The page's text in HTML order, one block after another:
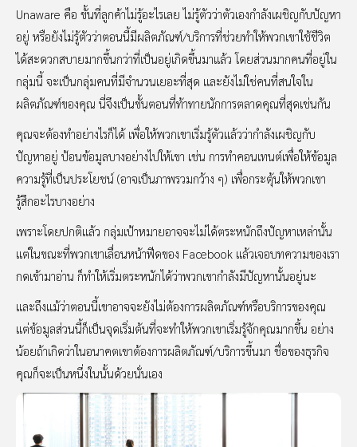
Unaware คือ ขั้นที่ลูกค้าไม่รู้อะไรเลย ไม่รู้ตัวว่าตัวเองกำลังเผชิญกับปัญหา
อยู่ หรือยังไม่รู้ตัวว่าตอนนี้มีผลิตภัณฑ์/บริการที่ช่วยทำให้พวกเขาใช้ชีวิต
ได้สะดวกสบายมากขึ้นกว่าที่เป็นอยู่เกิดขึ้นมาแล้ว โดยส่วนมากคนที่อยู่ใน
กลุ่มนี้ จะเป็นกลุ่มคนที่มีจำนวนเยอะที่สุด และยังไม่ใช่คนที่สนใจใน
ผลิตภัณฑ์ของคุณ นี่จึงเป็นขั้นตอนที่ท้าทายนักการตลาดคุณที่สุดเช่นกัน
คุณจะต้องทำอย่างไรก็ได้ เพื่อให้พวกเขาเริ่มรู้ตัวแล้วว่ากำลังเผชิญกับ
ปัญหาอยู่ ป้อนข้อมูลบางอย่างไปให้เขา เช่น การทำคอนเทนต์เพื่อให้ข้อมูล
ความรู้ที่เป็นประโยชน์ (อาจเป็นภาพรวมกว้าง ๆ) เพื่อกระตุ้นให้พวกเขา
รู้สึกอะไรบางอย่าง
เพราะโดยปกติแล้ว กลุ่มเป้าหมายอาจจะไม่ได้ตระหนักถึงปัญหาเหล่านั้น
แต่ในขณะที่พวกเขาเลื่อนหน้าฟีดของ Facebook แล้วเจอบทความของเรา
กดเข้ามาอ่าน ก็ทำให้เริ่มตระหนักได้ว่าพวกเขากำลังมีปัญหานั้นอยู่นะ
และถึงแม้ว่าตอนนี้เขาอาจจะยังไม่ต้องการผลิตภัณฑ์หรือบริการของคุณ
แต่ข้อมูลส่วนนี้ก็เป็นจุดเริ่มต้นที่จะทำให้พวกเขาเริ่มรู้จักคุณมากขึ้น อย่าง
น้อยถ้าเกิดว่าในอนาคตเขาต้องการผลิตภัณฑ์/บริการขึ้นมา ชื่อของธุรกิจ
คุณก็จะเป็นหนึ่งในนั้นด้วยนั่นเอง